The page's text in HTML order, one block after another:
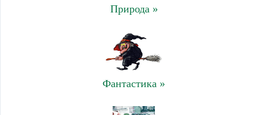
Природа »
Фантастика »